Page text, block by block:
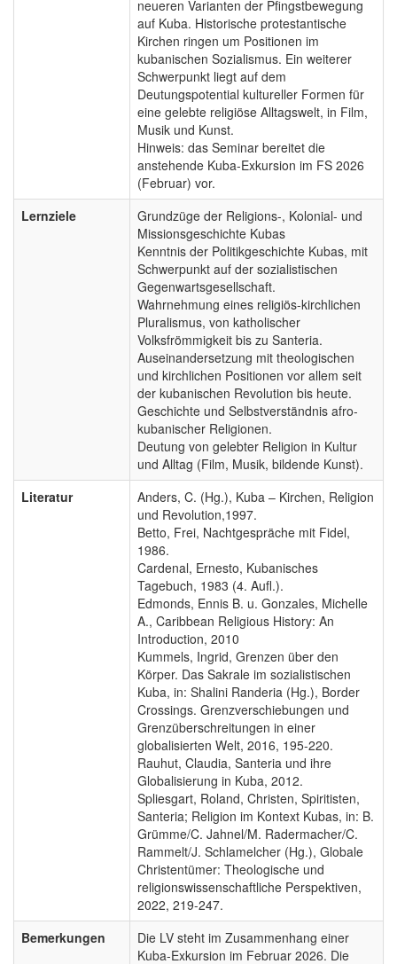
neueren Varianten der Pfingstbewegung
auf Kuba. Historische protestantische
Kirchen ringen um Positionen im
kubanischen Sozialismus. Ein weiterer
Schwerpunkt liegt auf dem
Deutungspotential kultureller Formen für
eine gelebte religiöse Alltagswelt, in Film,
Musik und Kunst.
Hinweis: das Seminar bereitet die
anstehende Kuba-Exkursion im FS 2026
(Februar) vor.
Lernziele
Grundzüge der Religions-, Kolonial- und
Missionsgeschichte Kubas
Kenntnis der Politikgeschichte Kubas, mit
Schwerpunkt auf der sozialistischen
Gegenwartsgesellschaft.
Wahrnehmung eines religiös-kirchlichen
Pluralismus, von katholischer
Volksfrömmigkeit bis zu Santeria.
Auseinandersetzung mit theologischen
und kirchlichen Positionen vor allem seit
der kubanischen Revolution bis heute.
Geschichte und Selbstverständnis afro-
kubanischer Religionen.
Deutung von gelebter Religion in Kultur
und Alltag (Film, Musik, bildende Kunst).
Literatur
Anders, C. (Hg.), Kuba – Kirchen, Religion
und Revolution,1997.
Betto, Frei, Nachtgespräche mit Fidel,
1986.
Cardenal, Ernesto, Kubanisches
Tagebuch, 1983 (4. Aufl.).
Edmonds, Ennis B. u. Gonzales, Michelle
A., Caribbean Religious History: An
Introduction, 2010
Kummels, Ingrid, Grenzen über den
Körper. Das Sakrale im sozialistischen
Kuba, in: Shalini Randeria (Hg.), Border
Crossings. Grenzverschiebungen und
Grenzüberschreitungen in einer
globalisierten Welt, 2016, 195-220.
Rauhut, Claudia, Santeria und ihre
Globalisierung in Kuba, 2012.
Spliesgart, Roland, Christen, Spiritisten,
Santeria; Religion im Kontext Kubas, in: B.
Grümme/C. Jahnel/M. Radermacher/C.
Rammelt/J. Schlamelcher (Hg.), Globale
Christentümer: Theologische und
religionswissenschaftliche Perspektiven,
2022, 219-247.
Bemerkungen
Die LV steht im Zusammenhang einer
Kuba-Exkursion im Februar 2026. Die